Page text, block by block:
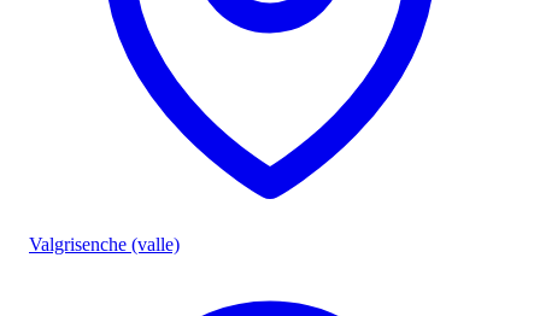
Valgrisenche (valle)